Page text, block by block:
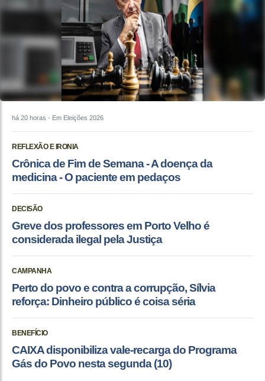
há 20 horas - Em Eleições 2026
REFLEXÃO E IRONIA
Crônica de Fim de Semana - A doença da
medicina - O paciente em pedaços
DECISÃO
Greve dos professores em Porto Velho é
considerada ilegal pela Justiça
CAMPANHA
Perto do povo e contra a corrupção, Sílvia
reforça: Dinheiro público é coisa séria
BENEFÍCIO
CAIXA disponibiliza vale-recarga do Programa
Gás do Povo nesta segunda (10)